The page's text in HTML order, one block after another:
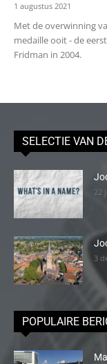
1 augustus 2021
Met de overwinning
medaille ooit - de
Fridman in 2004.
SELECTIE VAN
22
3
POPULAIRE